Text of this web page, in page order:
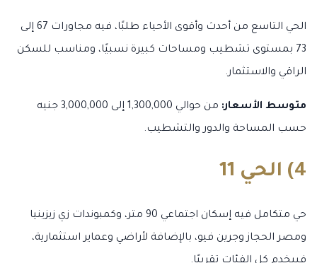
الحي التاسع من أحدث وأقوى الأحياء طلبًا، فيه مجاورات 67 إلى
73 بمستوى تشطيب ومساحات كبيرة نسبيًا، ومناسب للسكن
الراقي والاستثمار.
متوسط الأسعار:
من حوالي 1,300,000 إلى 3,000,000 جنيه
حسب المساحة والدور والتشطيب.
4) الحي 11
حي متكامل فيه إسكان اجتماعي 90 متر، وكمبوندات زي زيزينيا
ومصر الحجاز وجرين فيو، بالإضافة لأراضي وعماير استثمارية،